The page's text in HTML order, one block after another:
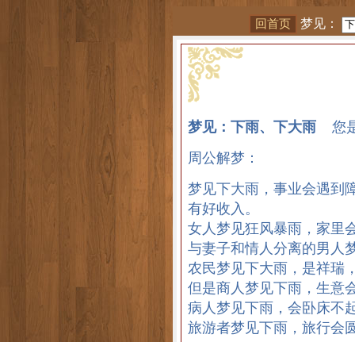
梦见：
梦见：下雨、下大雨您是
周公解梦：
梦见下大雨，事业会遇到
有好收入。
女人梦见狂风暴雨，家里
与妻子和情人分离的男人
农民梦见下大雨，是祥瑞
但是商人梦见下雨，生意
病人梦见下雨，会卧床不
旅游者梦见下雨，旅行会